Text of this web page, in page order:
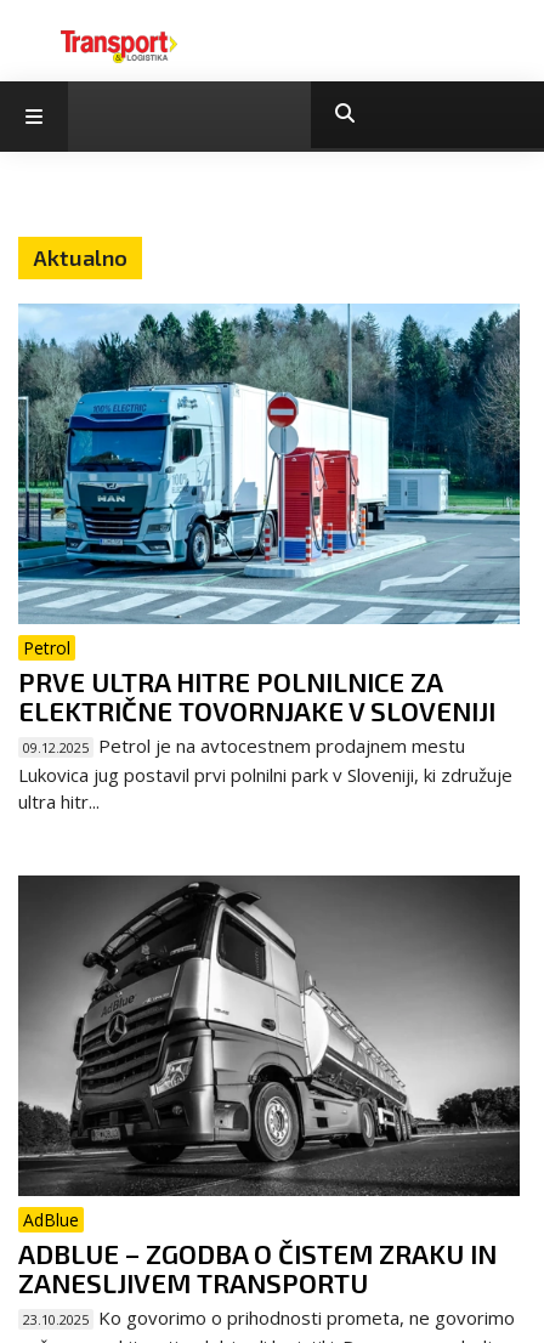
Aktualno
Petrol
PRVE ULTRA HITRE POLNILNICE ZA
ELEKTRIČNE TOVORNJAKE V SLOVENIJI
09.12.2025 Petrol je na avtocestnem prodajnem mestu
Lukovica jug postavil prvi polnilni park v Sloveniji, ki združuje
ultra hitr...
AdBlue
ADBLUE – ZGODBA O ČISTEM ZRAKU IN
ZANESLJIVEM TRANSPORTU
23.10.2025 Ko govorimo o prihodnosti prometa, ne govorimo